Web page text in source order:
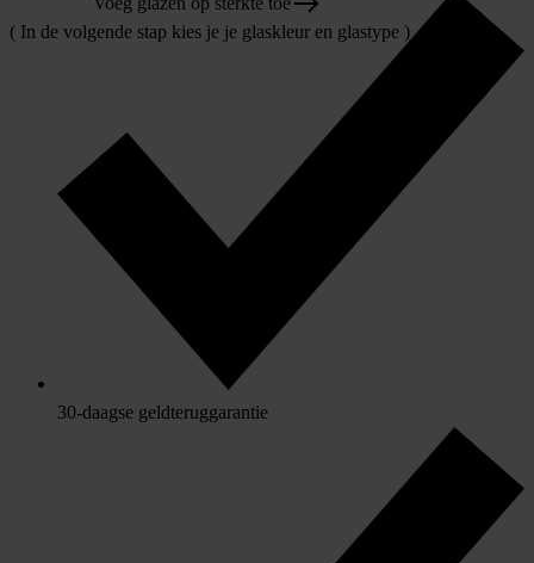
( In de volgende stap kies je je glaskleur en glastype )
30-daagse geldteruggarantie